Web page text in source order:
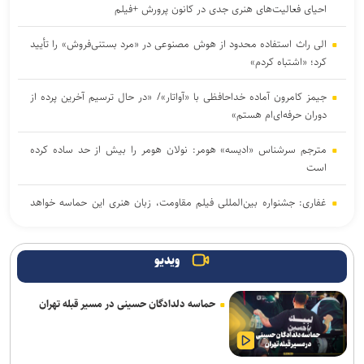
احیای فعالیت‌های هنری جدی در کانون پرورش +فیلم
الی راث استفاده محدود از هوش مصنوعی در «مرد بستنی‌فروش» را تأیید
کرد؛ «اشتباه کردم»
جیمز کامرون آماده خداحافظی با «آواتار»/ «در حال ترسیم آخرین پرده از
دوران حرفه‌ای‌ام هستم»
مترجم سرشناس «ادیسه» هومر: نولان هومر را بیش از حد ساده کرده
است
غفاری: جشنواره بین‌المللی فیلم مقاومت، زبان هنری این حماسه خواهد
درخشش «مرد آرام» در جشنواره ایماگو ایتالیا
برگزاری دوره «آشنایی با فیلمسازی» در انجمن سینمای جوانان ایران
بازار شعر
ویدیو
حماسه دلدادگان حسینی در مسیر قبله تهران